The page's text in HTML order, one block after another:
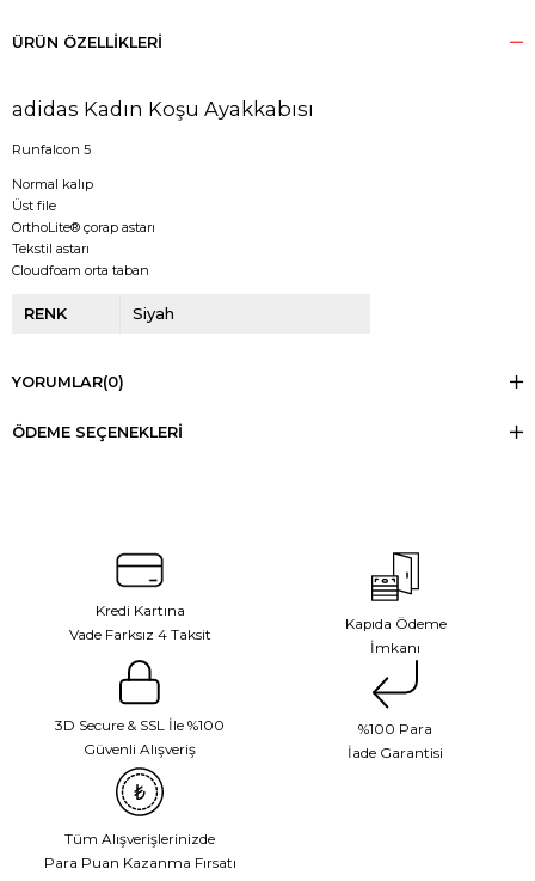
ÜRÜN ÖZELLIKLERI
adidas Kadın Koşu Ayakkabısı
Runfalcon 5
Normal kalıp
Üst file
OrthoLite® çorap astarı
Tekstil astarı
Cloudfoam orta taban
RENK Siyah
YORUMLAR(0)
ÖDEME SEÇENEKLERI
Kredi Kartına
Vade Farksız 4 Taksit
Kapıda Ödeme
İmkanı
3D Secure & SSL İle %100
Güvenli Alışveriş
%100 Para
İade Garantisi
Tüm Alışverişlerinizde
Para Puan Kazanma Fırsatı